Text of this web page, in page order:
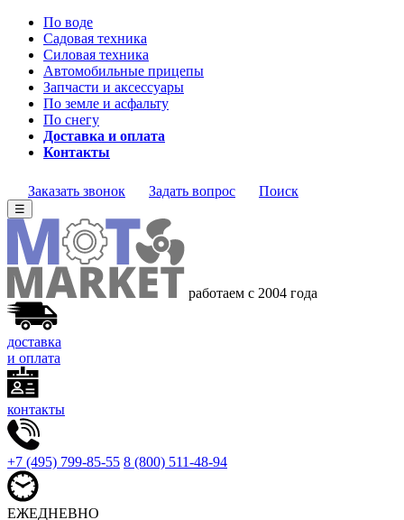
По воде
Садовая техника
Силовая техника
Автомобильные прицепы
Запчасти и аксессуары
По земле и асфальту
По снегу
Доставка и оплата
Контакты
Заказать звонок Задать вопрос Поиск
☰
работаем с 2004 года
доставка
и оплата
контакты
+7 (495) 799-85-55 8 (800) 511-48-94
ЕЖЕДНЕВНО